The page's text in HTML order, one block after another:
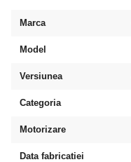
Marca
Model
Versiunea
Categoria
Motorizare
Data fabricatiei